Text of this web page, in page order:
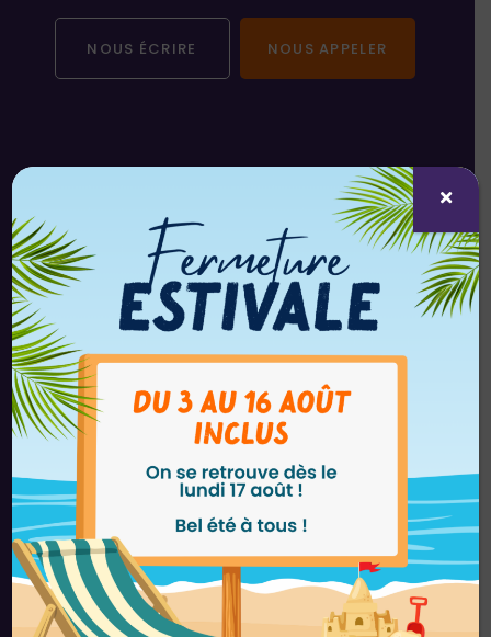
NOUS ÉCRIRE NOUS APPELER
SUIVEZ-NOUS SUR LES RÉSEAUX
SOCIAUX !
GESCOLIA ANGERS
47 avenue du Grésillé
BP 20346
49003 ANGERS Cedex 01
Tél : 02 41 22 98 98
contact.angers@gescolia.fr